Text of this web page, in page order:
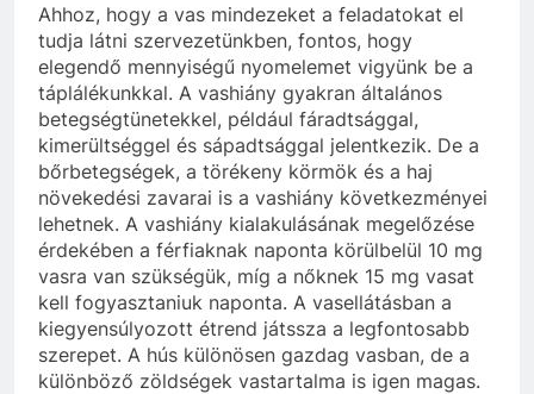
Ahhoz, hogy a vas mindezeket a feladatokat el
tudja látni szervezetünkben, fontos, hogy
elegendő mennyiségű nyomelemet vigyünk be a
táplálékunkkal. A vashiány gyakran általános
betegségtünetekkel, például fáradtsággal,
kimerültséggel és sápadtsággal jelentkezik. De a
bőrbetegségek, a törékeny körmök és a haj
növekedési zavarai is a vashiány következményei
lehetnek. A vashiány kialakulásának megelőzése
érdekében a férfiaknak naponta körülbelül 10 mg
vasra van szükségük, míg a nőknek 15 mg vasat
kell fogyasztaniuk naponta. A vasellátásban a
kiegyensúlyozott étrend játssza a legfontosabb
szerepet. A hús különösen gazdag vasban, de a
különböző zöldségek vastartalma is igen magas.